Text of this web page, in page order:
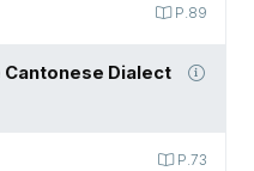
P.89
Cantonese Dialect
P.73